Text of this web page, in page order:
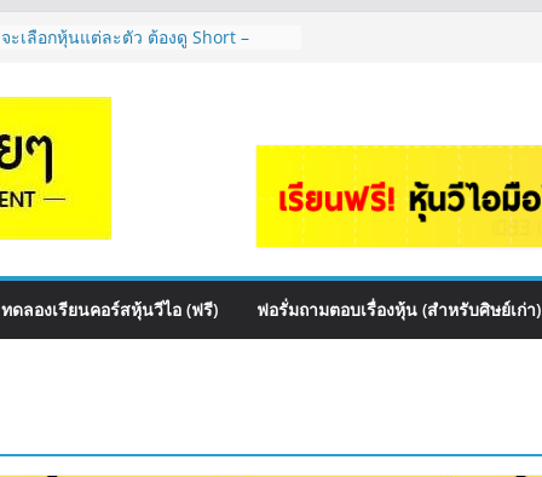
จะเลือกหุ้นแต่ละตัว ต้องดู Short –
ตัวไหนเหมาะถือเอาปันผล? | Hot Topic
EP.41
หุ้นซอสภูเขาทอง Sauce เหมาะถือเป็น
หุ้นปันผลไหม? | Q&A กล้วยๆ EP.1166
รีวิวงบกลุ่ม Bank หุ้นไหนเหมาะถือเอา
“ปันผล” | EP.175
ทดลองเรียนคอร์สหุ้นวีไอ (ฟรี) ฟอรั่มถามตอบเรื่องหุ้น (สำหรับศิษย์เก่า)